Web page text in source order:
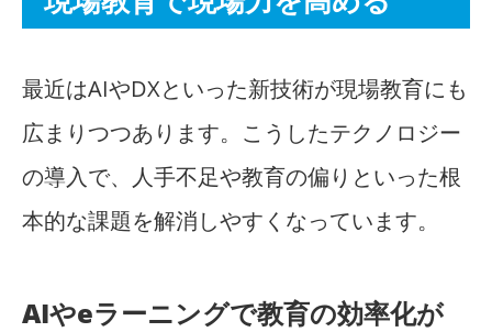
最近はAIやDXといった新技術が現場教育にも
広まりつつあります。こうしたテクノロジー
の導入で、人手不足や教育の偏りといった根
本的な課題を解消しやすくなっています。
AIやeラーニングで教育の効率化が